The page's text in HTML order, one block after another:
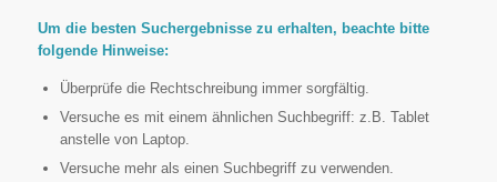
Um die besten Suchergebnisse zu erhalten, beachte bitte
folgende Hinweise:
Überprüfe die Rechtschreibung immer sorgfältig.
Versuche es mit einem ähnlichen Suchbegriff: z.B. Tablet
anstelle von Laptop.
Versuche mehr als einen Suchbegriff zu verwenden.